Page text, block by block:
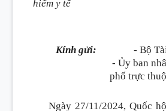
hiểm y tế
Kính gửi:
- Bộ
- Ủy ban
phố trực
Ngày 27/11/2024, Quốc